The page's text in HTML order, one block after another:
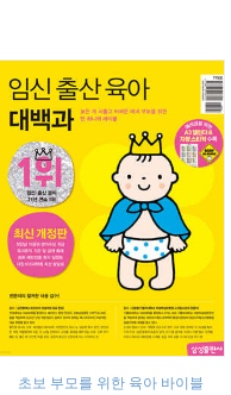
초보 부모를 위한 육아 바이블